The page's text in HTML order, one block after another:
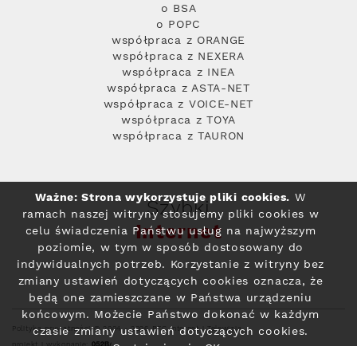
o BSA
o POPC
współpraca z ORANGE
współpraca z NEXERA
współpraca z INEA
współpraca z ASTA-NET
współpraca z VOICE-NET
współpraca z TOYA
współpraca z TAURON
Szybki
Internet
Polityka prywatności© 2004 - 2026 RFC Internet i Telewizja
Ważne: Strona wykorzystuje pliki cookies. W
ramach naszej witryny stosujemy pliki cookies w
celu świadczenia Państwu usług na najwyższym
poziomie, w tym w sposób dostosowany do
indywidualnych potrzeb. Korzystanie z witryny bez
zmiany ustawień dotyczących cookies oznacza, że
będą one zamieszczane w Państwa urządzeniu
końcowym. Możecie Państwo dokonać w każdym
czasie zmiany ustawień dotyczących cookies.